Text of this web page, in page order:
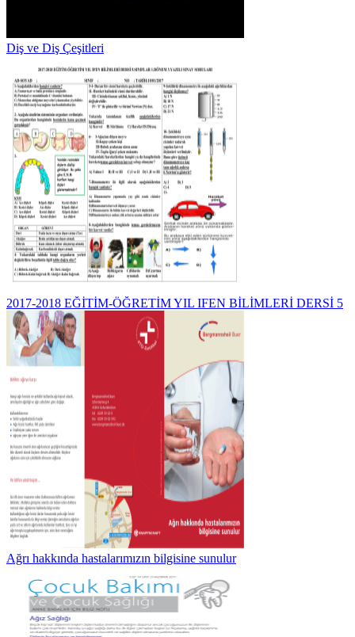
Diş ve Diş Çeşitleri
2017-2018 EĞİTİM-ÖĞRETİM YIL IFEN BİLİMLERİ DERSİ 5
Ağrı hakkında hastalarımızın bilgisine sunulur